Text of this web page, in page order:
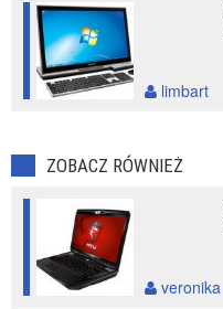
limbart
ZOBACZ RÓWNIEŻ
veronika